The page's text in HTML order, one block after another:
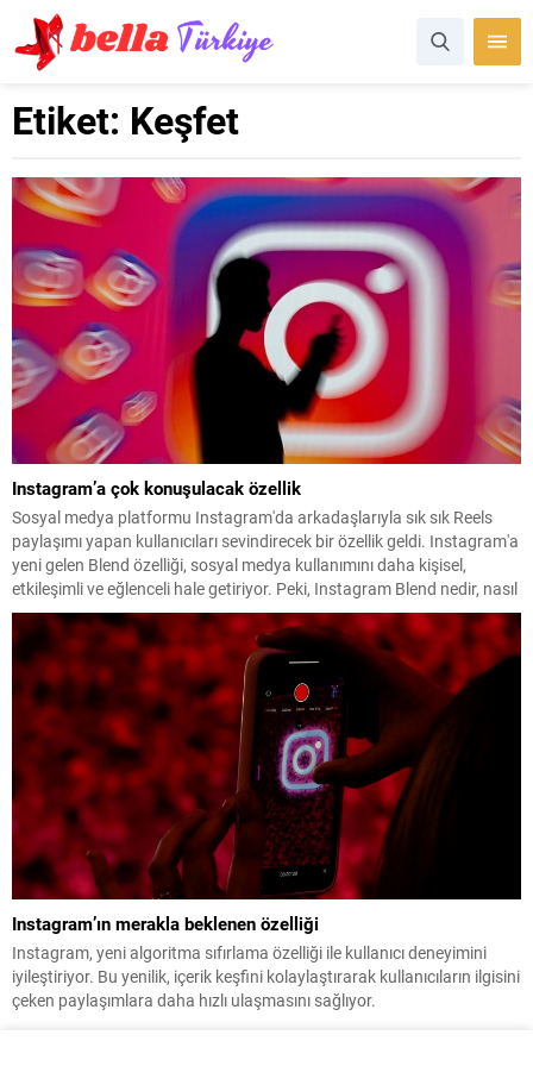
Etiket: Keşfet
Instagram’a çok konuşulacak özellik
Sosyal medya platformu Instagram'da arkadaşlarıyla sık sık Reels
paylaşımı yapan kullanıcıları sevindirecek bir özellik geldi. Instagram'a
yeni gelen Blend özelliği, sosyal medya kullanımını daha kişisel,
etkileşimli ve eğlenceli hale getiriyor. Peki, Instagram Blend nedir, nasıl
açılır ve nasıl kullanılır? İşte tüm ayrıntılar...
Instagram’ın merakla beklenen özelliği
Instagram, yeni algoritma sıfırlama özelliği ile kullanıcı deneyimini
iyileştiriyor. Bu yenilik, içerik keşfini kolaylaştırarak kullanıcıların ilgisini
çeken paylaşımlara daha hızlı ulaşmasını sağlıyor.